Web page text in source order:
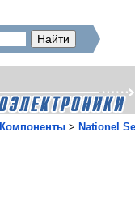
Компоненты > Nationel